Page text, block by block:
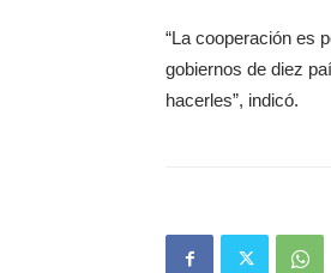
“La cooperación es
gobiernos de diez
hacerles”, indicó.